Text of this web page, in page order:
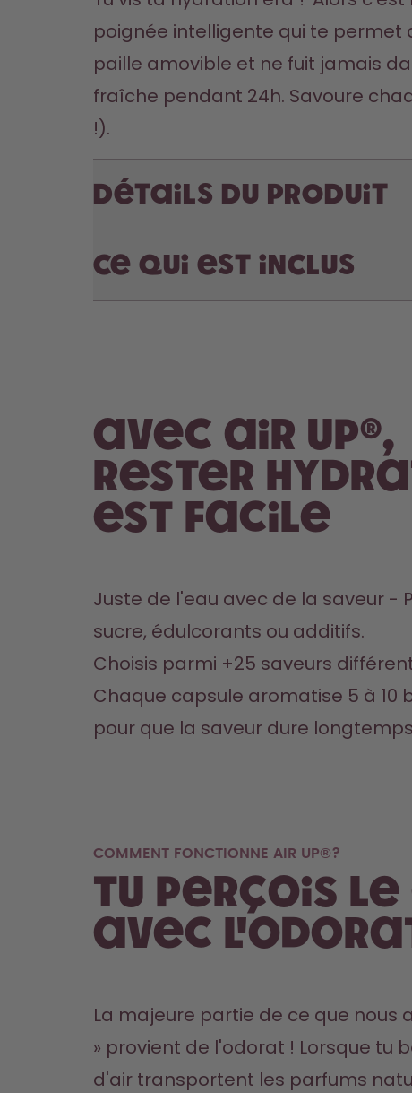
poignée intelligente qui te permet
paille amovible et ne fuit jamais
fraîche pendant 24h. Savoure
!).
Détails du produit
Ce qui est inclus
Avec air up®,
rester
est facile
Juste de l'eau avec de la saveur -
sucre, édulcorants ou additifs.
Choisis parmi +25 saveurs
Chaque capsule aromatise 5 à 10
pour que la saveur dure
COMMENT FONCTIONNE AIR UP®?
Tu perçois
avec
La majeure partie de ce que nous
» provient de l'odorat ! Lorsque tu
d'air transportent les parfums